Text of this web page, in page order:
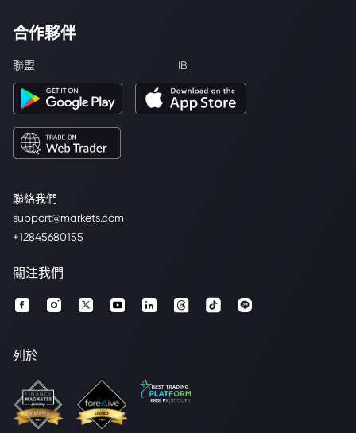
聯絡我們
support@markets.com
+12845680155
合作夥伴
聯盟 IB
關注我們
列於